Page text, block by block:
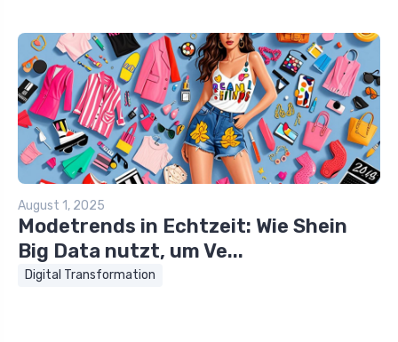
August 1, 2025
Modetrends in Echtzeit: Wie Shein
Big Data nutzt, um Ve...
Digital Transformation